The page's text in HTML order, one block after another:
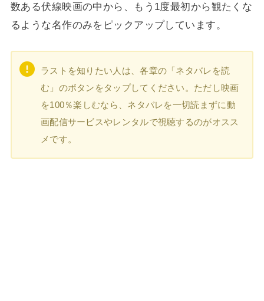
数ある伏線映画の中から、もう1度最初から観たくな
るような名作のみをピックアップしています。
ラストを知りたい人は、各章の「ネタバレを読
む」のボタンをタップしてください。ただし映画
を100％楽しむなら、ネタバレを一切読まずに動
画配信サービスやレンタルで視聴するのがオスス
メです。